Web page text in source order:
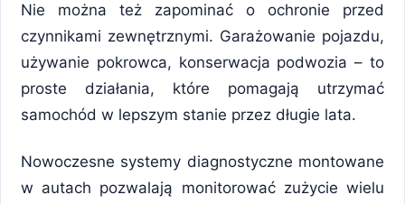
Nie można też zapominać o ochronie przed
czynnikami zewnętrznymi. Garażowanie pojazdu,
używanie pokrowca, konserwacja podwozia – to
proste działania, które pomagają utrzymać
samochód w lepszym stanie przez długie lata.
Nowoczesne systemy diagnostyczne montowane
w autach pozwalają monitorować zużycie wielu